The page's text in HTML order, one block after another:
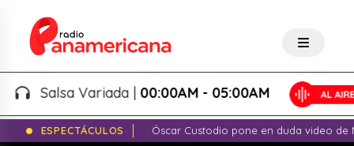
Salsa Variada |00:00AM - 05:00AM
ESPECTÁCULOS
Óscar Custodio pone en duda video de